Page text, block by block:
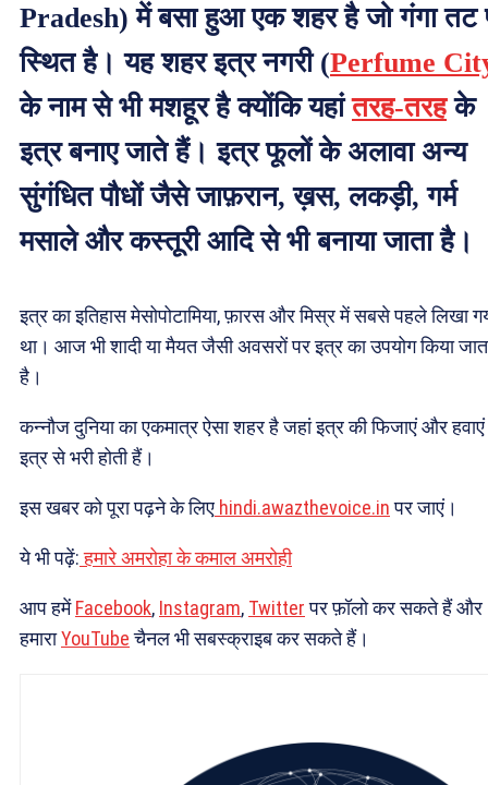
Pradesh) में बसा हुआ एक शहर है जो गंगा तट
स्थित है। यह शहर इत्र नगरी (Perfume
के नाम से भी मशहूर है क्योंकि यहांतरह-तरहके
इत्र बनाए जाते हैं। इत्र फूलों के अलावा अन्य
सुंगंधित पौधों जैसे जाफ़रान, ख़स, लकड़ी, गर्म
मसाले और कस्तूरी आदि से भी बनाया जाता है।
इत्र का इतिहास मेसोपोटामिया, फ़ारस और मिस्र में सबसे पहले लिखा
था। आज भी शादी या मैयत जैसी अवसरों पर इत्र का उपयोग किया
है।
कन्नौज दुनिया का एकमात्र ऐसा शहर है जहां इत्र की फिजाएं और हवाएं
इत्र से भरी होती हैं।
इस खबर को पूरा पढ़ने के लिए hindi.awazthevoice.inपर जाएं।
ये भी पढ़ें:हमारे अमरोहा के कमाल अमरोही
आप हमेंFacebook, Instagram, Twitterपर फ़ॉलो कर सकते हैं और
हमाराYouTubeचैनल भी सबस्क्राइब कर सकते हैं।